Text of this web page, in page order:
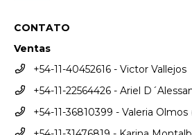
CONTATO
Ventas
+54-11-40452616 - Victor Vallejos
+54-11-22564426 - Ariel
+54-11-36810399 - Valeria Olmos